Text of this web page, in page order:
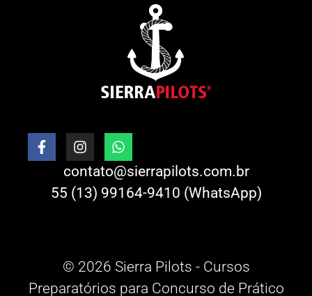
contato@sierrapilots.com.br
55 (13) 99164-9410 (WhatsApp)
© 2026 Sierra Pilots - Cursos
Preparatórios para Concurso de Prático